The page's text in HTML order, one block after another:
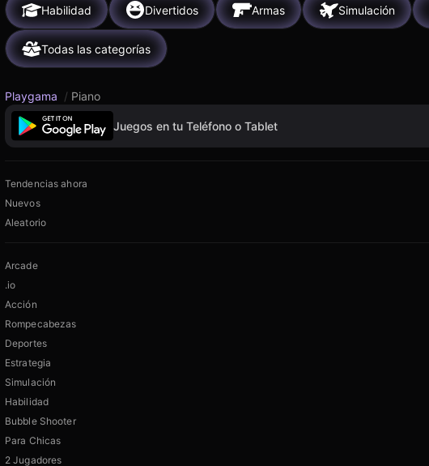
Habilidad Divertidos Armas Simulación
Todas las categorías
Playgama / Piano
Juegos en tu Teléfono o Tablet
Tendencias ahora
Nuevos
Aleatorio
Arcade
.io
Acción
Rompecabezas
Deportes
Estrategia
Simulación
Habilidad
Bubble Shooter
Para Chicas
2 Jugadores